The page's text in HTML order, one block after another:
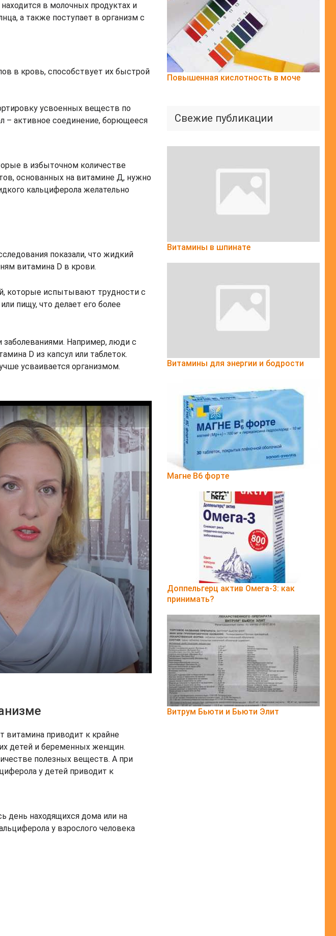
в молочных продуктах и
а также поступает в организм с
в кровь, способствует их быстрой
усвоенных веществ по
– активное соединение, борющееся
в избыточном количестве
основанных на витамине Д, нужно
кальциферола желательно
показали, что жидкий
витамина D в крови.
которые испытывают трудности с
пищу, что делает его более
Например, люди с
D из капсул или таблеток.
усваивается организмом.
витамина приводит к крайне
детей и беременных женщин.
полезных веществ. А при
у детей приводит к
день находящихся дома или на
у взрослого человека
Повышенная кислотность в моче
Свежие публикации
Витамины в шпинате
Витамины для энергии и бодрости
Магне B6 форте
Доппельгерц актив Омега-3: как
принимать?
Витрум Бьюти и Бьюти Элит